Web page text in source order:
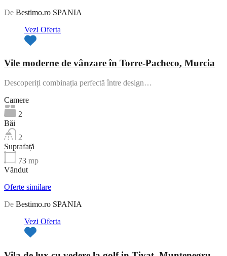
De Bestimo.ro SPANIA
Vezi Oferta
Vile moderne de vânzare în Torre-Pacheco, Murcia
Descoperiți combinația perfectă între design…
Camere
2
Băi
2
Suprafață
73 mp
Văndut
Oferte similare
De Bestimo.ro SPANIA
Vezi Oferta